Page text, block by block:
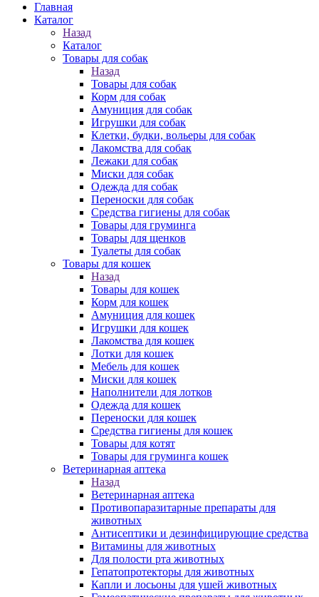
Главная
Каталог
Назад
Каталог
Товары для собак
Назад
Товары для собак
Корм для собак
Амуниция для собак
Игрушки для собак
Клетки, будки, вольеры для собак
Лакомства для собак
Лежаки для собак
Миски для собак
Одежда для собак
Переноски для собак
Средства гигиены для собак
Товары для груминга
Товары для щенков
Туалеты для собак
Товары для кошек
Назад
Товары для кошек
Корм для кошек
Амуниция для кошек
Игрушки для кошек
Лакомства для кошек
Лотки для кошек
Мебель для кошек
Миски для кошек
Наполнители для лотков
Одежда для кошек
Переноски для кошек
Средства гигиены для кошек
Товары для котят
Товары для груминга кошек
Ветеринарная аптека
Назад
Ветеринарная аптека
Противопаразитарные препараты для
животных
Антисептики и дезинфицирующие средства
Витамины для животных
Для полости рта животных
Гепатопротекторы для животных
Капли и лосьоны для ушей животных